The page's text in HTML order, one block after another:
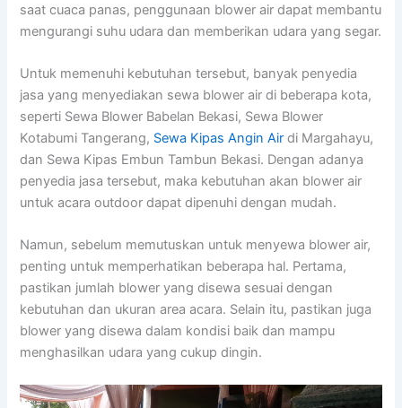
saat cuaca panas, penggunaan blower air dapat membantu
mengurangi suhu udara dan memberikan udara yang segar.
Untuk memenuhi kebutuhan tersebut, banyak penyedia
jasa yang menyediakan sewa blower air di beberapa kota,
seperti Sewa Blower Babelan Bekasi, Sewa Blower
Kotabumi Tangerang, Sewa Kipas Angin Air di Margahayu,
dan Sewa Kipas Embun Tambun Bekasi. Dengan adanya
penyedia jasa tersebut, maka kebutuhan akan blower air
untuk acara outdoor dapat dipenuhi dengan mudah.
Namun, sebelum memutuskan untuk menyewa blower air,
penting untuk memperhatikan beberapa hal. Pertama,
pastikan jumlah blower yang disewa sesuai dengan
kebutuhan dan ukuran area acara. Selain itu, pastikan juga
blower yang disewa dalam kondisi baik dan mampu
menghasilkan udara yang cukup dingin.